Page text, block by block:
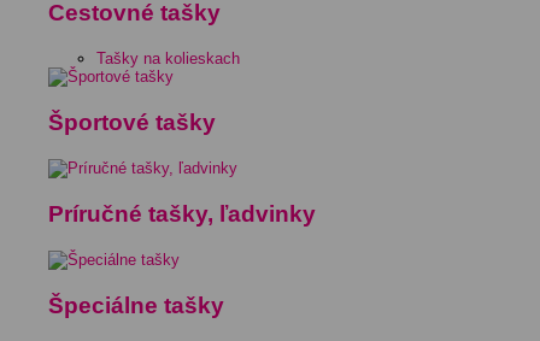
Cestovné tašky
Tašky na kolieskach
Športové tašky
Príručné tašky, ľadvinky
Špeciálne tašky